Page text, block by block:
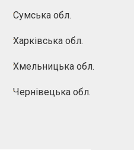
Сумська обл.
Харківська обл.
Хмельницька обл.
Чернівецька обл.